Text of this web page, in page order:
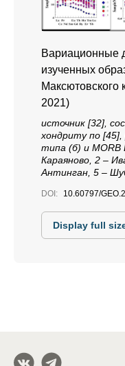
Вариационные
изученных
Максютовского
2021)
источник [32],
хондриту по
типа (б) и MORB
Караяново, 2 –
Антинган, 5 –
DOI: 10.60797/
Display full